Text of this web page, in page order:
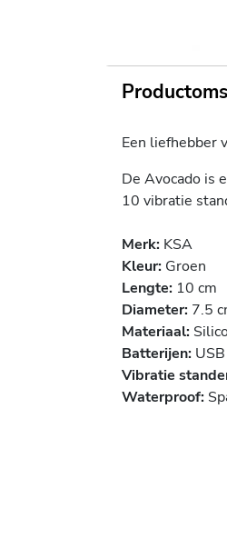
Een liefhebber
De Avocado is
10 vibratie
Merk: KSA
Kleur: Groen
Lengte: 10 cm
Diameter: 7.5
Materiaal:
Batterijen:
Vibratie
Waterproof: